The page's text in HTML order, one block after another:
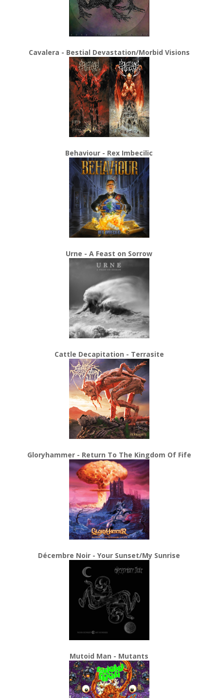
Cavalera - Bestial Devastation/Morbid Visions
Behaviour - Rex Imbecilic
Urne - A Feast on Sorrow
Cattle Decapitation - Terrasite
Gloryhammer - Return To The Kingdom Of Fife
Décembre Noir - Your Sunset/My Sunrise
Mutoid Man - Mutants